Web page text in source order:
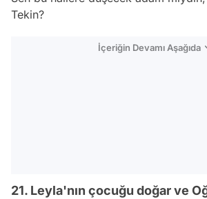
Tekin?
İçeriğin Devamı Aşağıda
21. Leyla'nın çocuğu doğar ve